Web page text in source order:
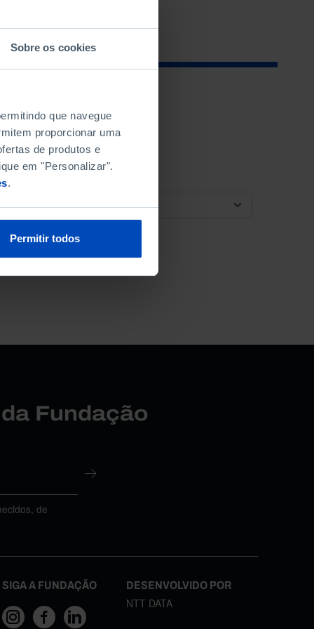
Sobre os cookies
que navegue
proporcionar uma
de produtos e
em "Personalizar".
.
Permitir todos
ORDENAR POR
Fundação
de
SIGA A FUNDAÇÃO DESENVOLVIDO POR
NTT DATA